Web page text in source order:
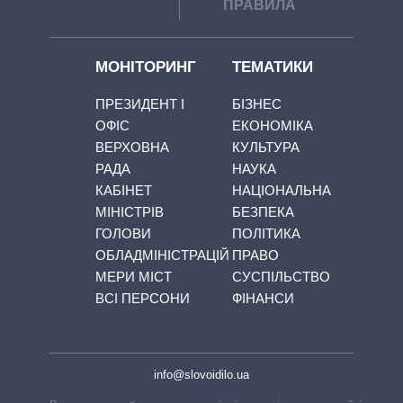
ПРАВИЛА
МОНІТОРИНГ
ПРЕЗИДЕНТ І
ОФІС
ВЕРХОВНА
РАДА
КАБІНЕТ
МІНІСТРІВ
ГОЛОВИ
ОБЛАДМІНІСТРАЦІЙ
МЕРИ МІСТ
ВСІ ПЕРСОНИ
ТЕМАТИКИ
БІЗНЕС
ЕКОНОМІКА
КУЛЬТУРА
НАУКА
НАЦІОНАЛЬНА
БЕЗПЕКА
ПОЛІТИКА
ПРАВО
СУСПІЛЬСТВО
ФІНАНСИ
info@slovoidilo.ua